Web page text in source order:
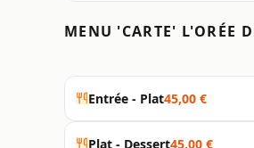
MENU 'CARTE' L'ORÉE
Entrée - Plat45,00 €
Plat - Dessert45,00 €